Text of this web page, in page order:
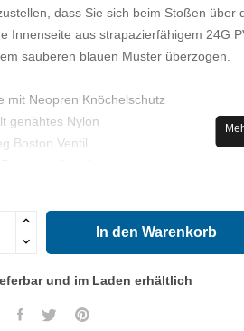
dass Sie sich beim Stoßen
Innenseite aus strapazierfähigem 24G
sauberen blauen Muster überzogen.
mit Neopren Knöchelschutz
genähtes Nylon
Boston Ventil
für einfaches Schleppen
starke Nylonhülle
PVC
im aufgeblasenen Zustand:Ø66,9 x 12,9" |
In den Warenkorb
und im Laden erhältlich